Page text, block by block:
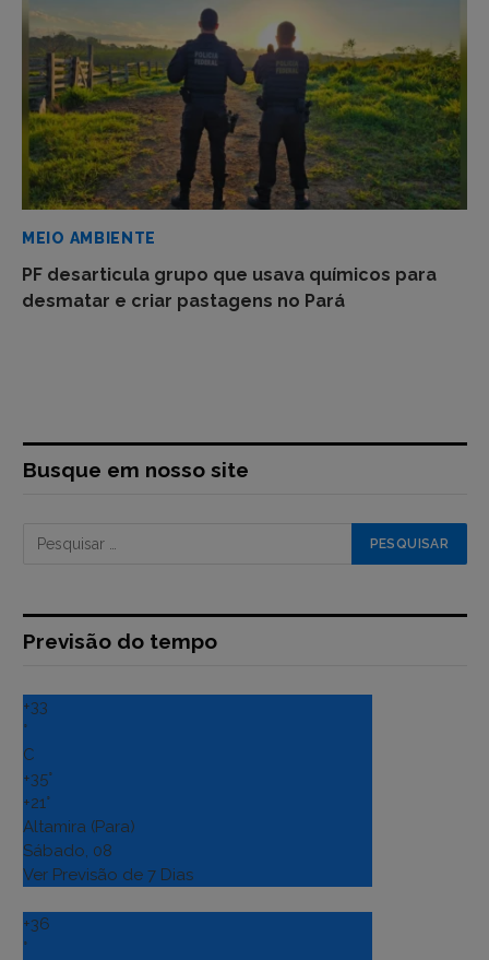
MEIO AMBIENTE
PF desarticula grupo que usava químicos para
desmatar e criar pastagens no Pará
Busque em nosso site
Previsão do tempo
+33
°
C
+35°
+21°
Altamira (Para)
Sábado, 08
Ver Previsão de 7 Dias
+36
°